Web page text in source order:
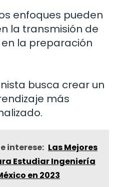
enfoques pueden
la transmisión de
la preparación
busca crear un
más
interese: Las Mejores
Estudiar Ingeniería
en 2023